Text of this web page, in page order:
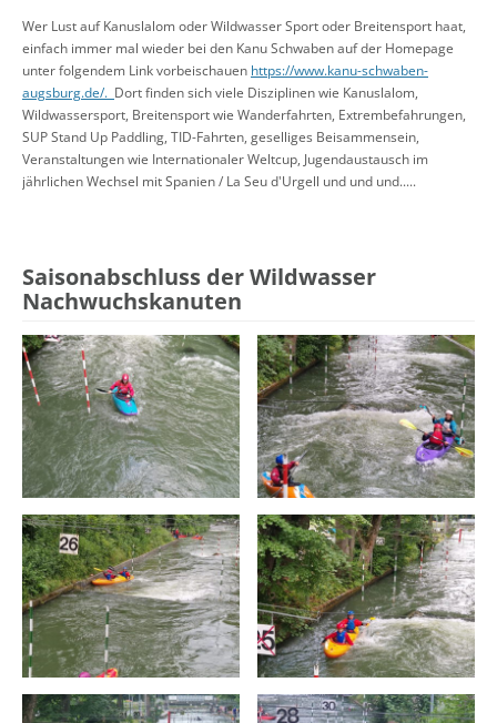
Wer Lust auf Kanuslalom oder Wildwasser Sport oder Breitensport haat,
einfach immer mal wieder bei den Kanu Schwaben auf der Homepage
unter folgendem Link vorbeischauen https://www.kanu-schwaben-
augsburg.de/. Dort finden sich viele Disziplinen wie Kanuslalom,
Wildwassersport, Breitensport wie Wanderfahrten, Extrembefahrungen,
SUP Stand Up Paddling, TID-Fahrten, geselliges Beisammensein,
Veranstaltungen wie Internationaler Weltcup, Jugendaustausch im
jährlichen Wechsel mit Spanien / La Seu d'Urgell und und und.....
Saisonabschluss der Wildwasser
Nachwuchskanuten